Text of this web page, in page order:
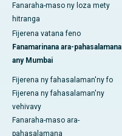
Fanaraha-maso ny loza mety
hitranga
Fijerena vatana feno
Fanamarinana ara-pahasalamana
any Mumbai
Fijerena ny fahasalaman'ny fo
Fijerena ny fahasalaman'ny
vehivavy
Fanaraha-maso ara-
pahasalamana